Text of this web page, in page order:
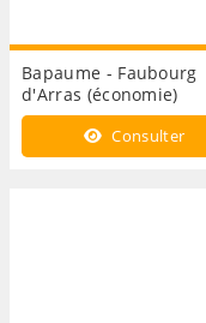
Bapaume - Faubourg
d'Arras (économie)
Consulter